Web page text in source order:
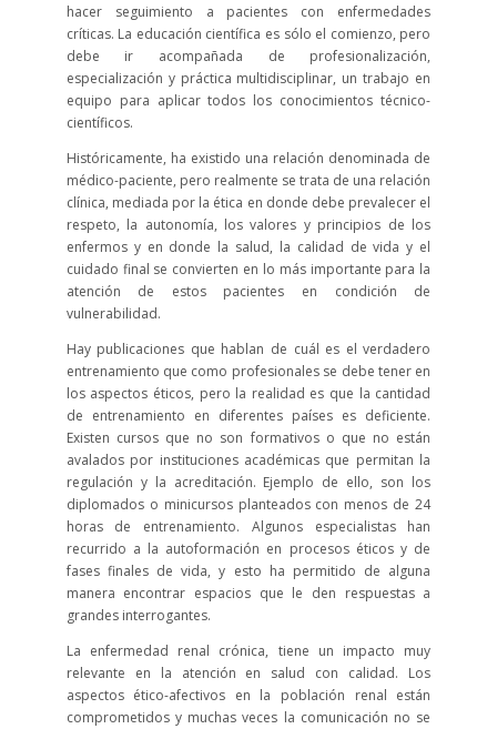
hacer seguimiento a pacientes con enfermedades
críticas. La educación científica es sólo el comienzo, pero
debe ir acompañada de profesionalización,
especialización y práctica multidisciplinar, un trabajo en
equipo para aplicar todos los conocimientos técnico-
científicos.
Históricamente, ha existido una relación denominada de
médico-paciente, pero realmente se trata de una relación
clínica, mediada por la ética en donde debe prevalecer el
respeto, la autonomía, los valores y principios de los
enfermos y en donde la salud, la calidad de vida y el
cuidado final se convierten en lo más importante para la
atención de estos pacientes en condición de
vulnerabilidad.
Hay publicaciones que hablan de cuál es el verdadero
entrenamiento que como profesionales se debe tener en
los aspectos éticos, pero la realidad es que la cantidad
de entrenamiento en diferentes países es deficiente.
Existen cursos que no son formativos o que no están
avalados por instituciones académicas que permitan la
regulación y la acreditación. Ejemplo de ello, son los
diplomados o minicursos planteados con menos de 24
horas de entrenamiento. Algunos especialistas han
recurrido a la autoformación en procesos éticos y de
fases finales de vida, y esto ha permitido de alguna
manera encontrar espacios que le den respuestas a
grandes interrogantes.
La enfermedad renal crónica, tiene un impacto muy
relevante en la atención en salud con calidad. Los
aspectos ético-afectivos en la población renal están
comprometidos y muchas veces la comunicación no se